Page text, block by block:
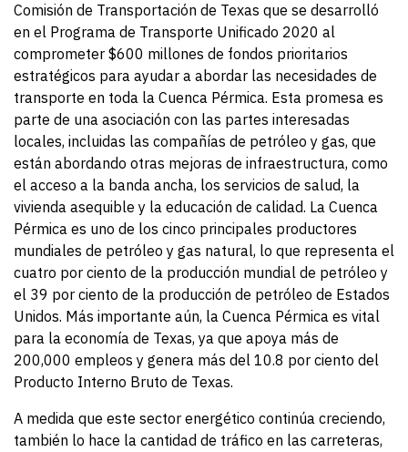
Comisión de Transportación de Texas que se desarrolló
en el Programa de Transporte Unificado 2020 al
comprometer $600 millones de fondos prioritarios
estratégicos para ayudar a abordar las necesidades de
transporte en toda la Cuenca Pérmica. Esta promesa es
parte de una asociación con las partes interesadas
locales, incluidas las compañías de petróleo y gas, que
están abordando otras mejoras de infraestructura, como
el acceso a la banda ancha, los servicios de salud, la
vivienda asequible y la educación de calidad. La Cuenca
Pérmica es uno de los cinco principales productores
mundiales de petróleo y gas natural, lo que representa el
cuatro por ciento de la producción mundial de petróleo y
el 39 por ciento de la producción de petróleo de Estados
Unidos. Más importante aún, la Cuenca Pérmica es vital
para la economía de Texas, ya que apoya más de
200,000 empleos y genera más del 10.8 por ciento del
Producto Interno Bruto de Texas.
A medida que este sector energético continúa creciendo,
también lo hace la cantidad de tráfico en las carreteras,